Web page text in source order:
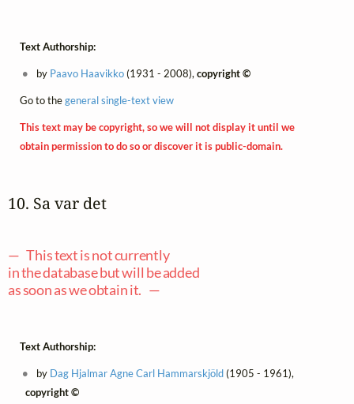
Text Authorship:
by Paavo Haavikko(1931 - 2008), copyright ©
Go to thegeneral single-text view
This text may be copyright, so we will not display it until we
obtain permission to do so or discover it is public-domain.
10. Sa var det
— This text is not currently
in the database but will be added
as soon as we obtain it. —
Text Authorship:
by Dag Hjalmar Agne Carl Hammarskjöld(1905 - 1961),
copyright ©